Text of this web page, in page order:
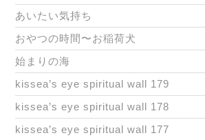
あいたい気持ち
おやつの時間〜お稲荷犬
始まりの海
kissea’s eye spiritual wall 179
kissea’s eye spiritual wall 178
kissea’s eye spiritual wall 177